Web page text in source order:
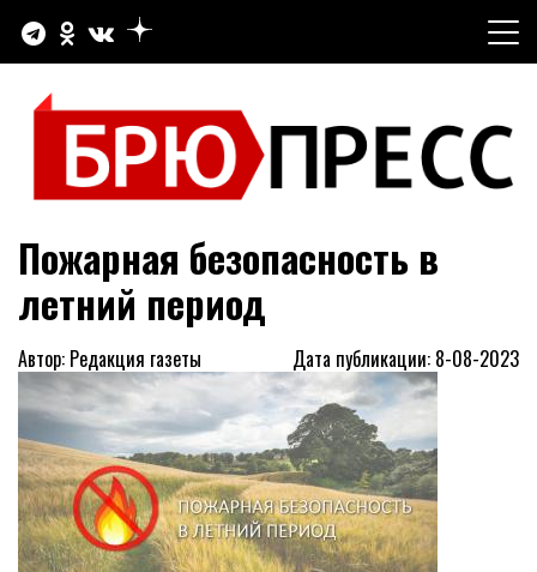
содержимому
БРЮПРЕСС
Официальный сайт газеты "Брюховецкие новости"
Пожарная безопасность в
летний период
Автор: Редакция газеты Дата публикации: 8-08-2023